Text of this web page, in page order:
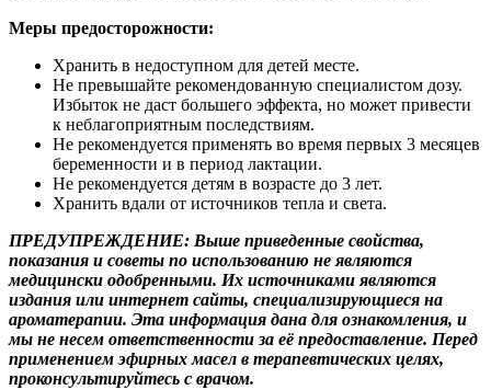
Меры предосторожности:
Хранить в недоступном для детей месте.
Не превышайте рекомендованную специалистом дозу.
Избыток не даст большего эффекта, но может привести
к неблагоприятным последствиям.
Не рекомендуется применять во время первых 3 месяцев
беременности и в период лактации.
Не рекомендуется детям в возрасте до 3 лет.
Хранить вдали от источников тепла и света.
ПРЕДУПРЕЖДЕНИЕ: Выше приведенные свойства,
показания и советы по использованию не являются
медицински одобренными. Их источниками являются
издания или интернет сайты, специализирующиеся на
ароматерапии. Эта информация дана для ознакомления, и
мы не несем ответственности за её предоставление. Перед
применением эфирных масел в терапевтических целях,
проконсультируйтесь с врачом.